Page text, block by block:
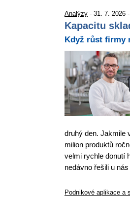
Analýzy - 31. 7. 2026
Kapacitu
Když růst firmy
druhý den. Jakmile
milion produktů
velmi rychle donutí
nedávno řešili u
Podnikové aplikace a